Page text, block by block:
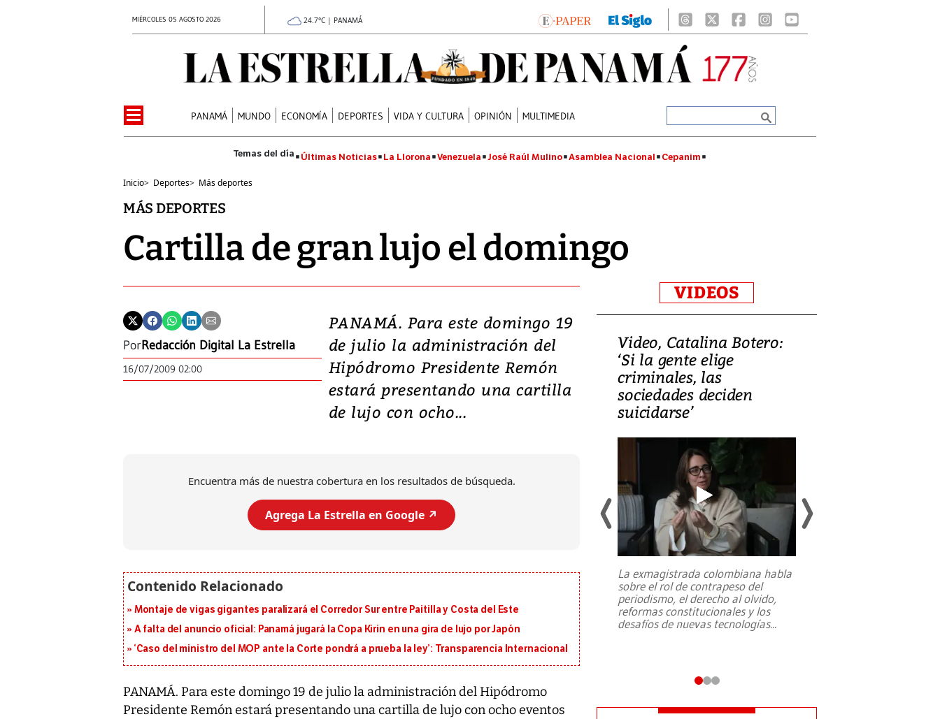
MIÉRCOLES 05 AGOSTO 2026 24.7°C | PANAMÁ
PANAMÁ MUNDO ECONOMÍA DEPORTES VIDA Y CULTURA OPINIÓN MULTIMEDIA
Últimas Noticias La Llorona Venezuela José Raúl Mulino Asamblea Nacional Cepanim
Inicio> Deportes> Más deportes
MÁS DEPORTES
Cartilla de gran lujo el domingo
PorRedacción Digital La Estrella
16/07/2009 02:00
PANAMÁ. Para este domingo 19
de julio la administración del
Hipódromo Presidente Remón
estará presentando una cartilla
de lujo con ocho...
Encuentra más de nuestra cobertura en los resultados de búsqueda.
Agrega La Estrella en Google ↗️
Montaje de vigas gigantes paralizará el Corredor Sur entre Paitilla y Costa del Este
A falta del anuncio oficial: Panamá jugará la Copa Kirin en una gira de lujo por Japón
‘Caso del ministro del MOP ante la Corte pondrá a prueba la ley’: Transparencia Internacional
PANAMÁ. Para este domingo 19 de julio la administración del Hipódromo
Presidente Remón estará presentando una cartilla de lujo con ocho eventos
VIDEOS
Video, Japón: Terremoto
deja heridos y graves
daños en Kumamoto
al sur de Japón, provocando una
Video, Catalina Botero:
‘Si la gente elige
criminales, las
sociedades deciden
suicidarse’
La exmagistrada colombiana habla
sobre el rol de contrapeso del
periodismo, el derecho al olvido,
reformas constitucionales y los
desafíos de nuevas tecnologías...